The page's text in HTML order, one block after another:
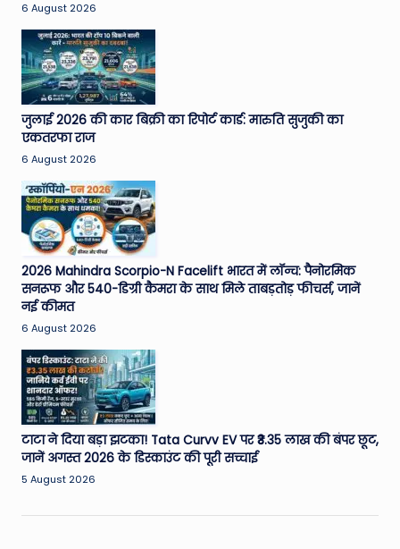
6 August 2026
जुलाई 2026 की कार बिक्री का रिपोर्ट कार्ड: मारुति सुजुकी का
एकतरफा राज
6 August 2026
2026 Mahindra Scorpio-N Facelift भारत में लॉन्च: पैनोरमिक
सनरूफ और 540-डिग्री कैमरा के साथ मिले ताबड़तोड़ फीचर्स, जानें
नई कीमत
6 August 2026
टाटा ने दिया बड़ा झटका! Tata Curvv EV पर ₹3.35 लाख की बंपर छूट,
जानें अगस्त 2026 के डिस्काउंट की पूरी सच्चाई
5 August 2026